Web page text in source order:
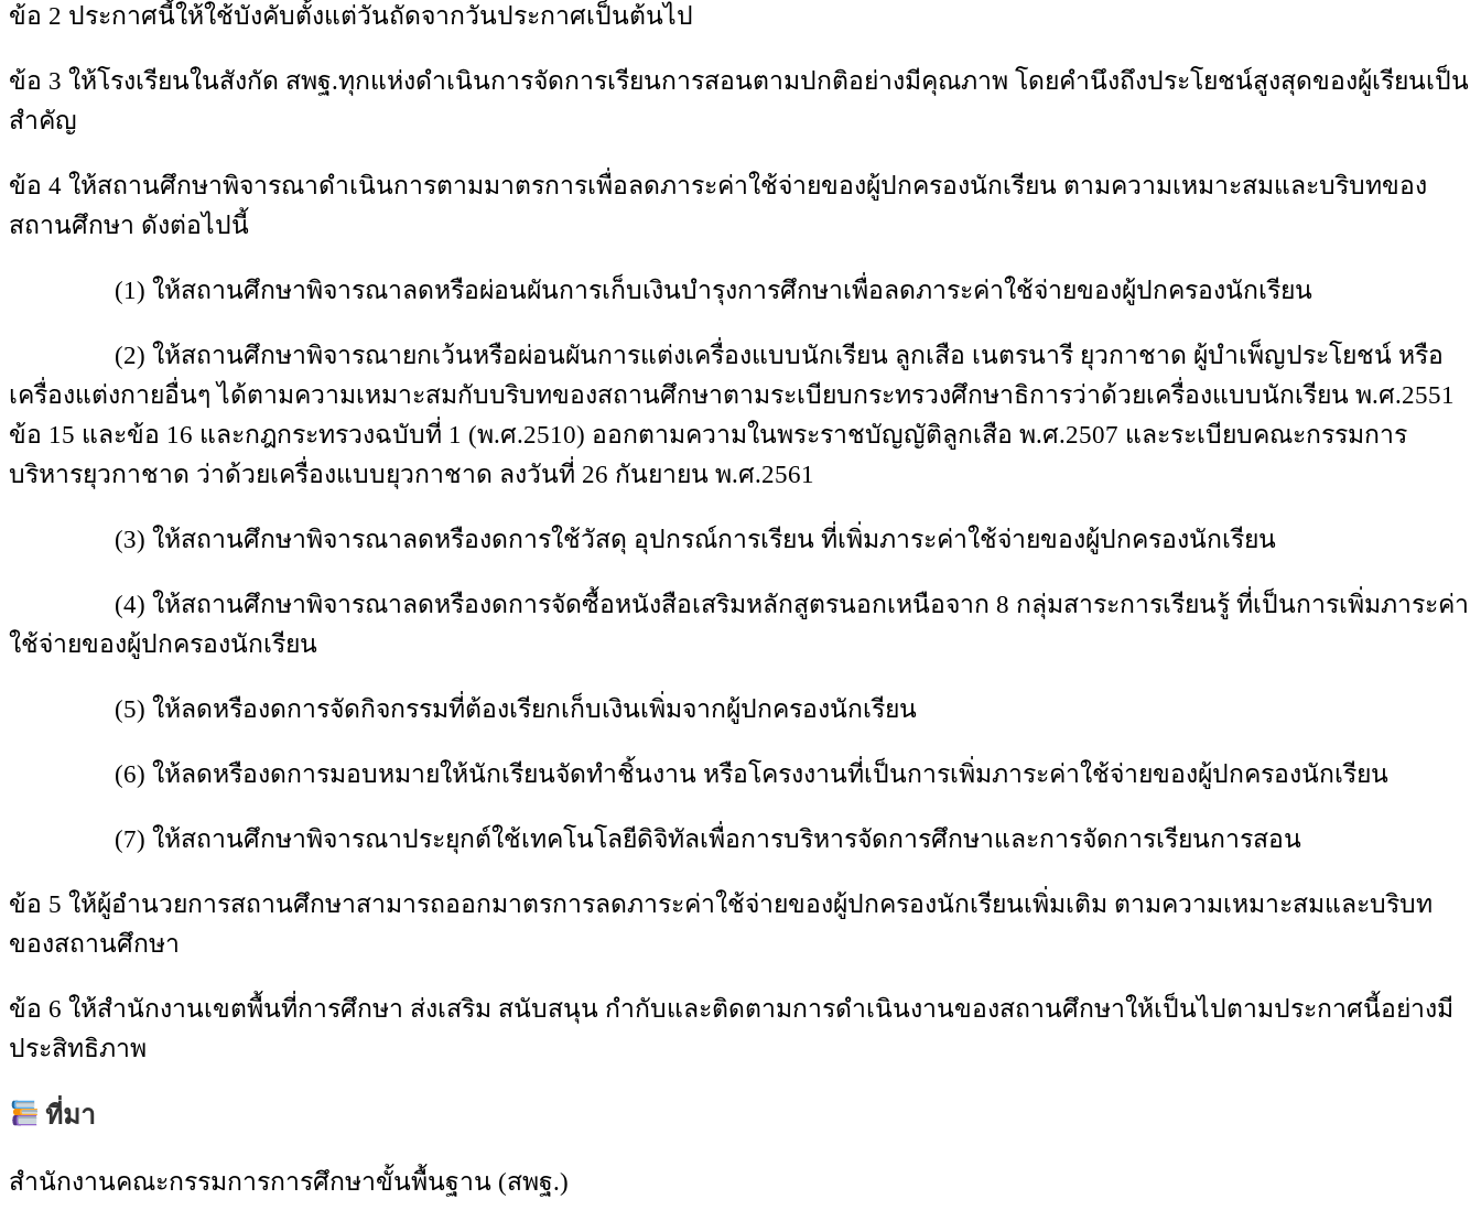
ข้อ 2 ประกาศนี้ให้ใช้บังคับตั้งแต่วันถัดจากวันประกาศเป็นต้นไป
ข้อ 3 ให้โรงเรียนในสังกัด สพฐ.ทุกแห่งดำเนินการจัดการเรียนการสอนตามปกติอย่างมีคุณภาพ โดยคำนึงถึงประโยชน์สูงสุดของผู้เรียนเป็น
สำคัญ
ข้อ 4 ให้สถานศึกษาพิจารณาดำเนินการตามมาตรการเพื่อลดภาระค่าใช้จ่ายของผู้ปกครองนักเรียน ตามความเหมาะสมและบริบทของ
สถานศึกษา ดังต่อไปนี้
(1) ให้สถานศึกษาพิจารณาลดหรือผ่อนผันการเก็บเงินบำรุงการศึกษาเพื่อลดภาระค่าใช้จ่ายของผู้ปกครองนักเรียน
(2) ให้สถานศึกษาพิจารณายกเว้นหรือผ่อนผันการแต่งเครื่องแบบนักเรียน ลูกเสือ เนตรนารี ยุวกาชาด ผู้บำเพ็ญประโยชน์ หรือ
เครื่องแต่งกายอื่นๆ ได้ตามความเหมาะสมกับบริบทของสถานศึกษาตามระเบียบกระทรวงศึกษาธิการว่าด้วยเครื่องแบบนักเรียน พ.ศ.2551
ข้อ 15 และข้อ 16 และกฎกระทรวงฉบับที่ 1 (พ.ศ.2510) ออกตามความในพระราชบัญญัติลูกเสือ พ.ศ.2507 และระเบียบคณะกรรมการ
บริหารยุวกาชาด ว่าด้วยเครื่องแบบยุวกาชาด ลงวันที่ 26 กันยายน พ.ศ.2561
(3) ให้สถานศึกษาพิจารณาลดหรืองดการใช้วัสดุ อุปกรณ์การเรียน ที่เพิ่มภาระค่าใช้จ่ายของผู้ปกครองนักเรียน
(4) ให้สถานศึกษาพิจารณาลดหรืองดการจัดซื้อหนังสือเสริมหลักสูตรนอกเหนือจาก 8 กลุ่มสาระการเรียนรู้ ที่เป็นการเพิ่มภาระค่า
ใช้จ่ายของผู้ปกครองนักเรียน
(5) ให้ลดหรืองดการจัดกิจกรรมที่ต้องเรียกเก็บเงินเพิ่มจากผู้ปกครองนักเรียน
(6) ให้ลดหรืองดการมอบหมายให้นักเรียนจัดทำชิ้นงาน หรือโครงงานที่เป็นการเพิ่มภาระค่าใช้จ่ายของผู้ปกครองนักเรียน
(7) ให้สถานศึกษาพิจารณาประยุกต์ใช้เทคโนโลยีดิจิทัลเพื่อการบริหารจัดการศึกษาและการจัดการเรียนการสอน
ข้อ 5 ให้ผู้อำนวยการสถานศึกษาสามารถออกมาตรการลดภาระค่าใช้จ่ายของผู้ปกครองนักเรียนเพิ่มเติม ตามความเหมาะสมและบริบท
ของสถานศึกษา
ข้อ 6 ให้สำนักงานเขตพื้นที่การศึกษา ส่งเสริม สนับสนุน กำกับและติดตามการดำเนินงานของสถานศึกษาให้เป็นไปตามประกาศนี้อย่างมี
ประสิทธิภาพ
ที่มา
สำนักงานคณะกรรมการการศึกษาขั้นพื้นฐาน (สพฐ.)